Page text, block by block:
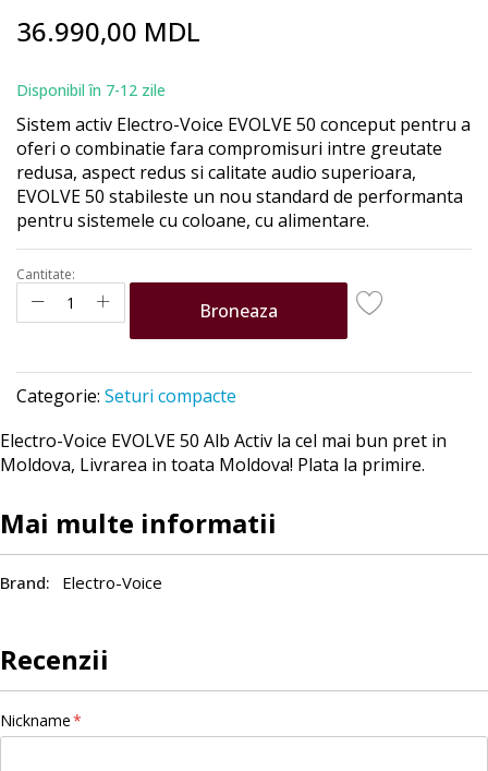
to
beginning
of
the
images
gallery
36.990,00 MDL
Disponibil în 7-12 zile
Sistem activ Electro-Voice EVOLVE 50 conceput pentru a
oferi o combinatie fara compromisuri intre greutate
redusa, aspect redus si calitate audio superioara,
EVOLVE 50 stabileste un nou standard de performanta
pentru sistemele cu coloane, cu alimentare.
Cantitate:
Broneaza
Categorie: Seturi compacte
Electro-Voice EVOLVE 50 Alb Activ la cel mai bun pret in
Moldova, Livrarea in toata Moldova! Plata la primire.
Mai multe informatii
Electro-Voice
Recenzii
Nickname